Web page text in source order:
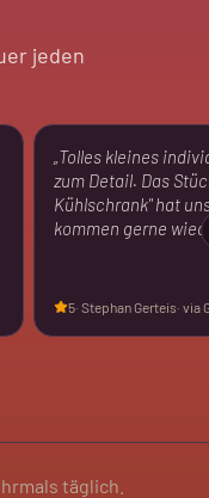
jeden
„Tolles kleines
zum Detail. Das
Kühlschrank" hat
kommen gerne
5· Stephan Gerteis· via
täglich.